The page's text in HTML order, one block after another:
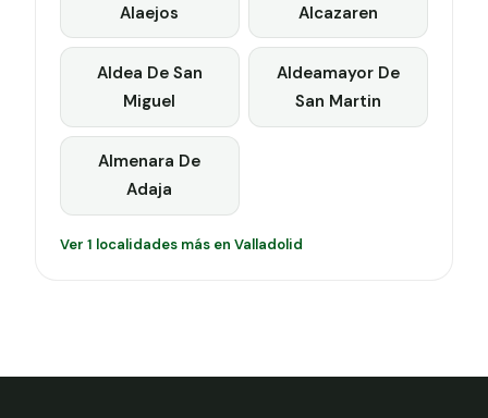
Alaejos Alcazaren
Aldea De San
Miguel
Aldeamayor De
San Martin
Almenara De
Adaja
Ver 1 localidades más en Valladolid